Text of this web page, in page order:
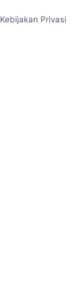
Kebijakan Privasi